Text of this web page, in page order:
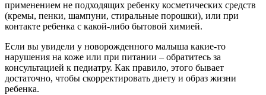
применением не подходящих ребенку косметических средств
(кремы, пенки, шампуни, стиральные порошки), или при
контакте ребенка с какой-либо бытовой химией.
Если вы увидели у новорожденного малыша какие-то
нарушения на коже или при питании – обратитесь за
консультацией к педиатру. Как правило, этого бывает
достаточно, чтобы скорректировать диету и образ жизни
ребенка.